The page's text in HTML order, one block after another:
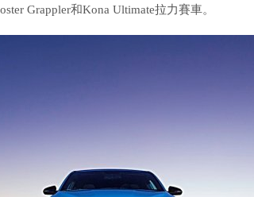
Grappler和Kona Ultimate拉力賽車。